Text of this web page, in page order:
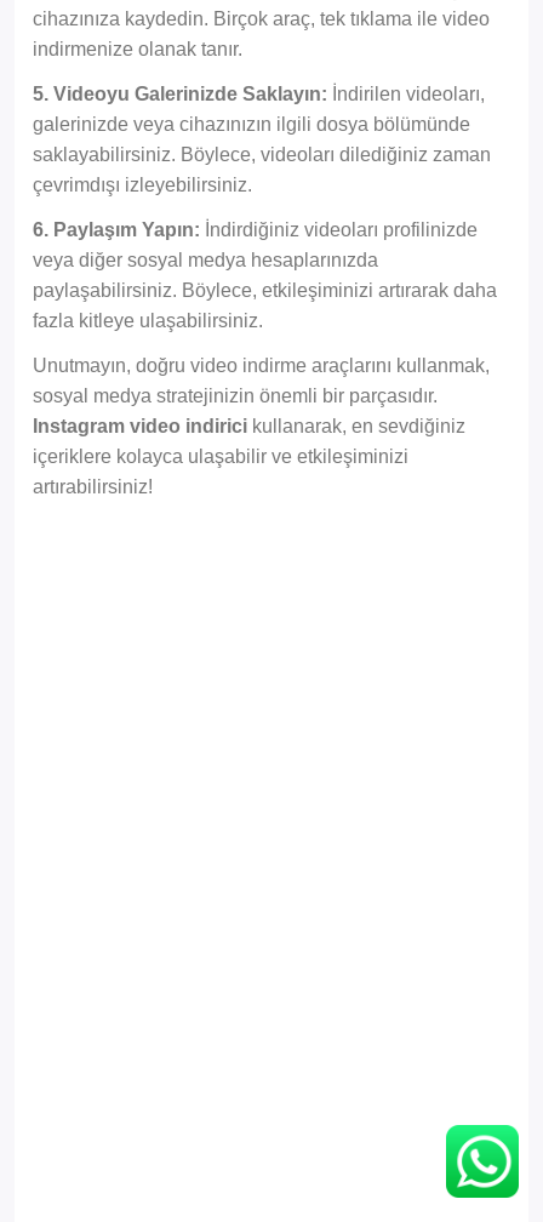
cihazınıza kaydedin. Birçok araç, tek tıklama ile video
indirmenize olanak tanır.
5. Videoyu Galerinizde Saklayın: İndirilen videoları,
galerinizde veya cihazınızın ilgili dosya bölümünde
saklayabilirsiniz. Böylece, videoları dilediğiniz zaman
çevrimdışı izleyebilirsiniz.
6. Paylaşım Yapın: İndirdiğiniz videoları profilinizde
veya diğer sosyal medya hesaplarınızda
paylaşabilirsiniz. Böylece, etkileşiminizi artırarak daha
fazla kitleye ulaşabilirsiniz.
Unutmayın, doğru video indirme araçlarını kullanmak,
sosyal medya stratejinizin önemli bir parçasıdır.
Instagram video indirici kullanarak, en sevdiğiniz
içeriklere kolayca ulaşabilir ve etkileşiminizi
artırabilirsiniz!